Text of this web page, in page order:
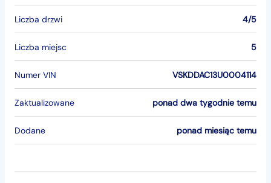
Liczba drzwi 4/5
Liczba miejsc 5
Numer VIN VSKDDAC13U0004114
Zaktualizowane ponad dwa tygodnie temu
Dodane ponad miesiąc temu